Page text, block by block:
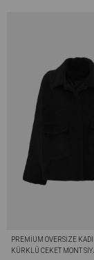
PREMIUM OVERSIZE
KÜRKLÜ CEKET MONT